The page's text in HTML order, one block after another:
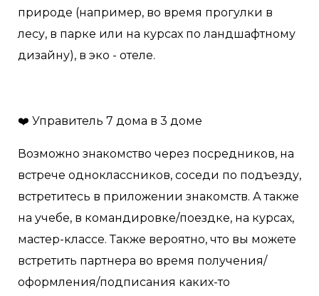
природе (например, во время прогулки в
лесу, в парке или на курсах по ландшафтному
дизайну), в эко - отеле.
❤️ Управитель 7 дома в 3 доме
Возможно знакомство через посредников, на
встрече одноклассников, соседи по подъезду,
встретитесь в приложении знакомств. А также
на учебе, в командировке/поездке, на курсах,
мастер-классе. Также вероятно, что вы можете
встретить партнера во время получения/
оформления/подписания каких-то